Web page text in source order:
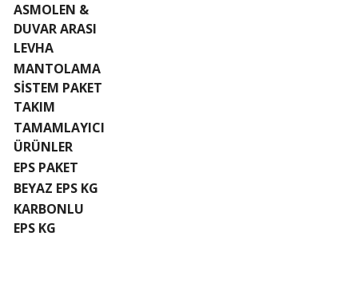
ASMOLEN &
DUVAR ARASI
LEVHA
MANTOLAMA
SİSTEM PAKET
TAKIM
TAMAMLAYICI
ÜRÜNLER
EPS PAKET
BEYAZ EPS KG
KARBONLU
EPS KG